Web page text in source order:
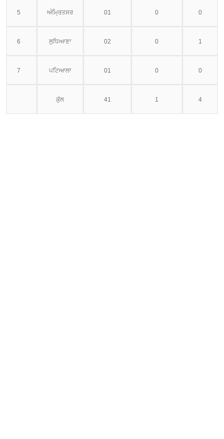
5 ਅੰਮਿ੍ਰਤਸਰ 01 0 0
6 ਲੁਧਿਆਣਾ 02 0 1
7 ਪਟਿਆਲਾ 01 0 0
ਕੁੱਲ 41 1 4